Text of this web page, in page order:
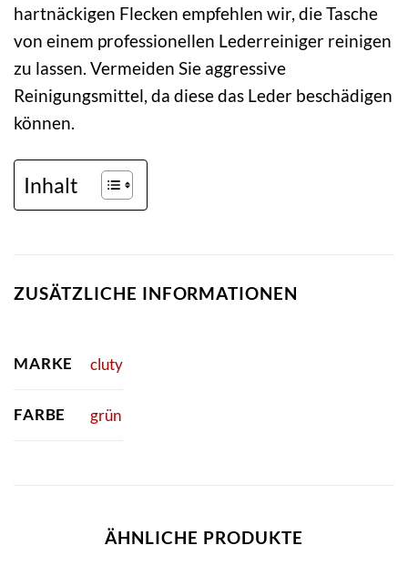
hartnäckigen Flecken empfehlen wir, die Tasche
von einem professionellen Lederreiniger reinigen
zu lassen. Vermeiden Sie aggressive
Reinigungsmittel, da diese das Leder beschädigen
können.
Inhalt
ZUSÄTZLICHE INFORMATIONEN
MARKE cluty
FARBE grün
ÄHNLICHE PRODUKTE